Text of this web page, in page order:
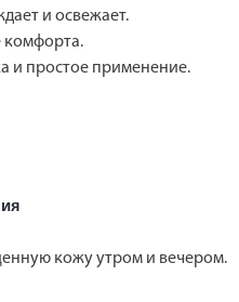
и освежает.
и простое применение.
кожу утром и вечером.